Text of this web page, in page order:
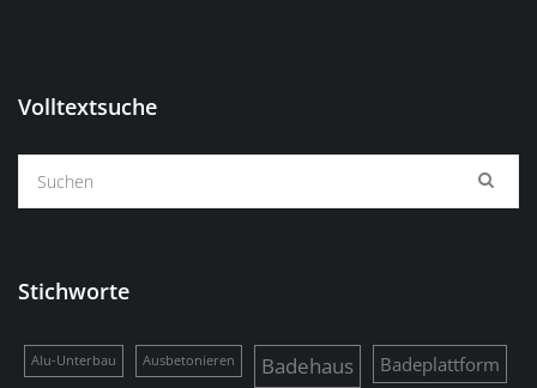
Volltextsuche
Stichworte
Alu-Unterbau Ausbetonieren Badehaus Badeplattform